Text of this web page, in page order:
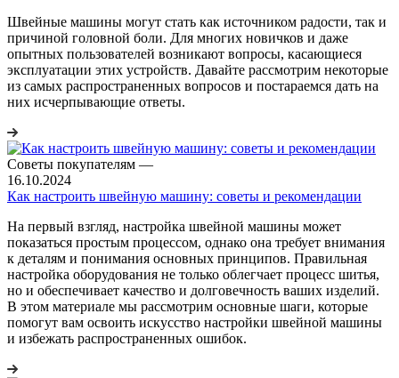
Швейные машины могут стать как источником радости, так и
причиной головной боли. Для многих новичков и даже
опытных пользователей возникают вопросы, касающиеся
эксплуатации этих устройств. Давайте рассмотрим некоторые
из самых распространенных вопросов и постараемся дать на
них исчерпывающие ответы.
Советы покупателям —
16.10.2024
Как настроить швейную машину: советы и рекомендации
На первый взгляд, настройка швейной машины может
показаться простым процессом, однако она требует внимания
к деталям и понимания основных принципов. Правильная
настройка оборудования не только облегчает процесс шитья,
но и обеспечивает качество и долговечность ваших изделий.
В этом материале мы рассмотрим основные шаги, которые
помогут вам освоить искусство настройки швейной машины
и избежать распространенных ошибок.